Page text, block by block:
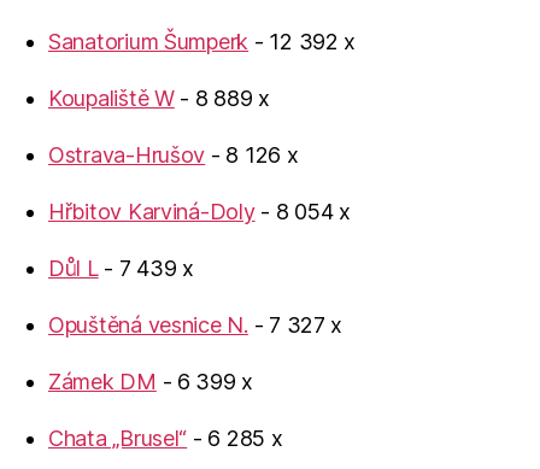
Sanatorium Šumperk - 12 392 x
Koupaliště W- 8 889 x
Ostrava-Hrušov - 8 126 x
Hřbitov Karviná-Doly- 8 054 x
Důl L- 7 439 x
Opuštěná vesnice N. - 7 327 x
Zámek DM - 6 399 x
Chata „Brusel“ - 6 285 x